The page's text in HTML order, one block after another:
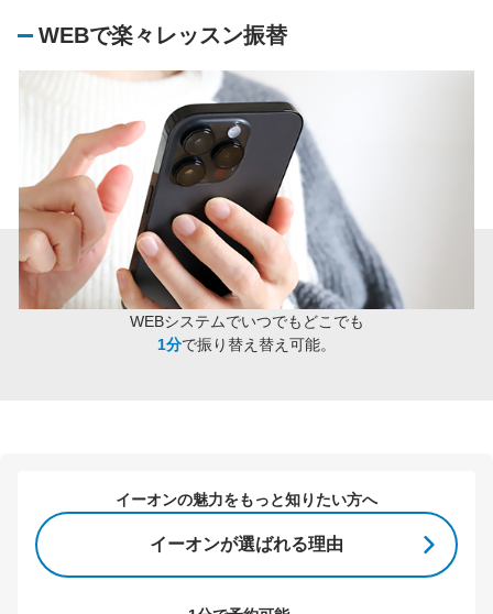
WEBで楽々レッスン振替
WEBシステムでいつでもどこでも
1分で振り替え替え可能。
イーオンの魅力をもっと知りたい方へ
イーオンが選ばれる理由